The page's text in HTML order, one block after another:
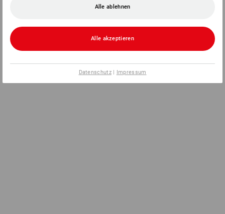
Alle ablehnen
Alle akzeptieren
Datenschutz| Impressum